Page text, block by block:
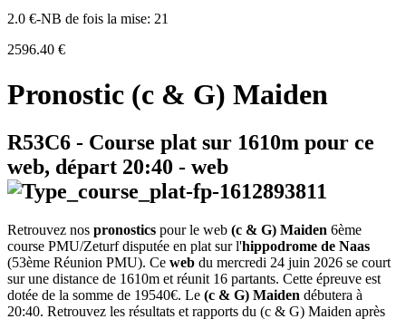
2.0 €-NB de fois la mise: 21
2596.40 €
Pronostic (c & G) Maiden
R53C6 - Course plat sur 1610m pour ce
web, départ 20:40 - web
Retrouvez nos pronostics pour le web (c & G) Maiden 6ème
course PMU/Zeturf disputée en plat sur l'hippodrome de Naas
(53ème Réunion PMU). Ce web du mercredi 24 juin 2026 se court
sur une distance de 1610m et réunit 16 partants. Cette épreuve est
dotée de la somme de 19540€. Le (c & G) Maiden débutera à
20:40. Retrouvez les résultats et rapports du (c & G) Maiden après